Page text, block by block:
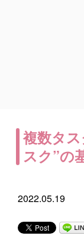
複数タ
スク”の
2022.05.19